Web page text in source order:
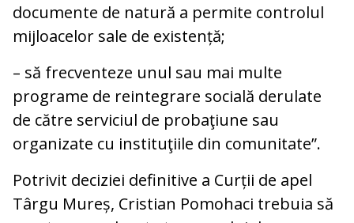
documente de natură a permite controlul
mijloacelor sale de existență;
– să frecventeze unul sau mai multe
programe de reintegrare socială derulate
de către serviciul de probaţiune sau
organizate cu instituţiile din comunitate”.
Potrivit deciziei definitive a Curții de apel
Târgu Mureș, Cristian Pomohaci trebuia să